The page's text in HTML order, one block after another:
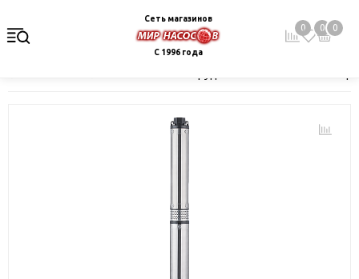
Сеть магазинов
С 1996 года
0 0 0